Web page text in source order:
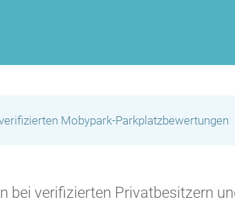
Mobypark-Parkplatzbewertungen
bei verifizierten Privatbesitzern